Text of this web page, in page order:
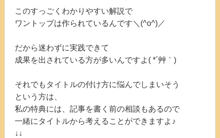
このすっごくわかりやすい解説で
ワントップは作られているんです＼(^o^)／
だから迷わずに実践できて
成果を出されている方が多いんですよ( *´艸｀)
それでもタイトルの付け方に悩んでしまいそう
という方は、
私の特典には、記事を書く前の相談もあるので
一緒にタイトルから考えることができますよ♪
↓↓